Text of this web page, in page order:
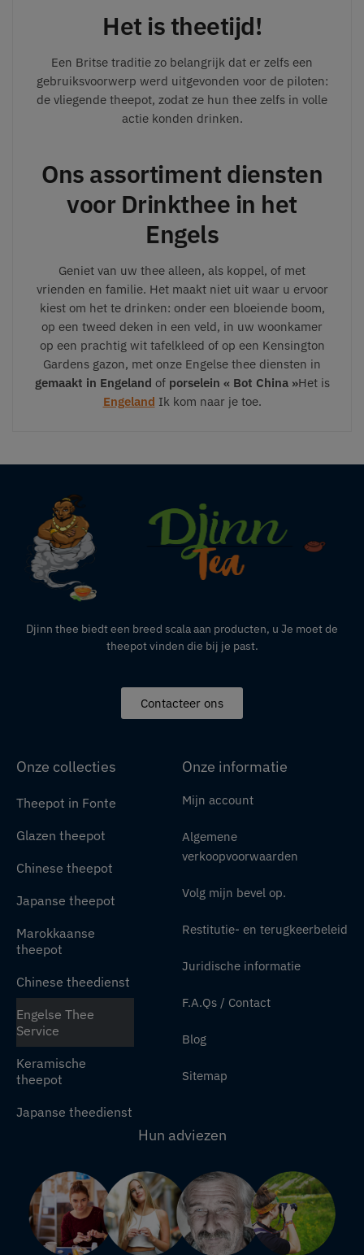
Het is theetijd!
Een Britse traditie zo belangrijk dat er zelfs een
gebruiksvoorwerp werd uitgevonden voor de piloten:
de vliegende theepot, zodat ze hun thee zelfs in volle
actie konden drinken.
Ons assortiment diensten
voor Drinkthee in het
Engels
Geniet van uw thee alleen, als koppel, of met
vrienden en familie. Het maakt niet uit waar u ervoor
kiest om het te drinken: onder een bloeiende boom,
op een tweed deken in een veld, in uw woonkamer
op een prachtig wit tafelkleed of op een Kensington
Gardens gazon, met onze Engelse thee diensten in
gemaakt in Engeland of porselein « Bot China »Het is
Engeland Ik kom naar je toe.
Djinn thee biedt een breed scala aan producten, u Je moet de
theepot vinden die bij je past.
Contacteer ons
Onze collecties
Theepot in Fonte
Glazen theepot
Chinese theepot
Japanse theepot
Marokkaanse
theepot
Chinese theedienst
Engelse Thee
Service
Keramische
theepot
Japanse theedienst
Onze informatie
Mijn account
Algemene
verkoopvoorwaarden
Volg mijn bevel op.
Restitutie- en terugkeerbeleid
Juridische informatie
F.A.Qs / Contact
Blog
Sitemap
Hun adviezen